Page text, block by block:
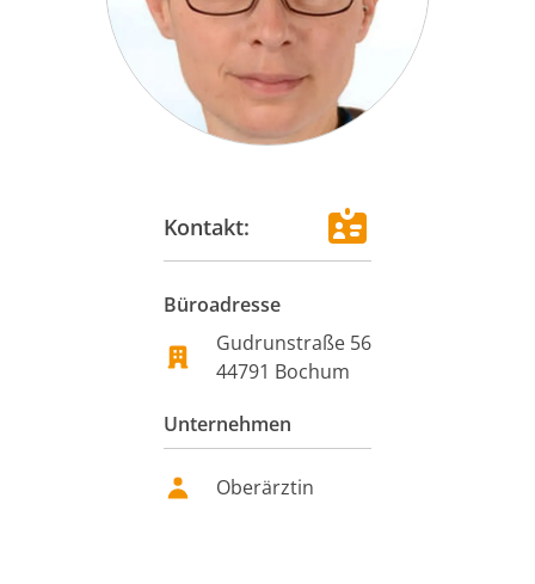
Kontakt:
Büroadresse
Gudrunstraße 56
44791 Bochum
Unternehmen
Oberärztin